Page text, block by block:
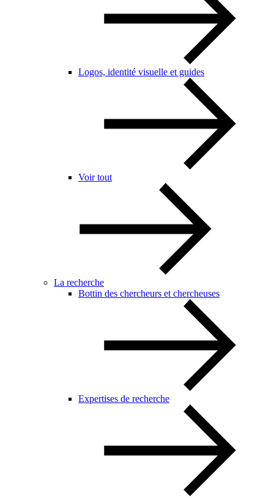
Logos, identité visuelle et guides
Voir tout
La recherche
Bottin des chercheurs et chercheuses
Expertises de recherche